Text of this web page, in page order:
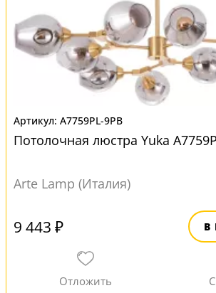
A7759PL-9PB
Потолочная люстра Yuka
Arte Lamp (Италия)
9 443 ₽ В